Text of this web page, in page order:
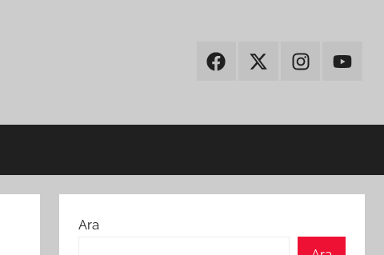
FacebookTwitterInstagramYoutube
Ara